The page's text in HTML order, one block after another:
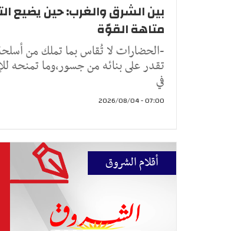
بين الشرق والغرب: حين يضيع
متاهة القوّة
-الحضارات لا تُقاس بما تملك من
تقدر على بنائه من جسور،وما تمنحه
في
07:00 - 2026/08/04
أقلام الشروق